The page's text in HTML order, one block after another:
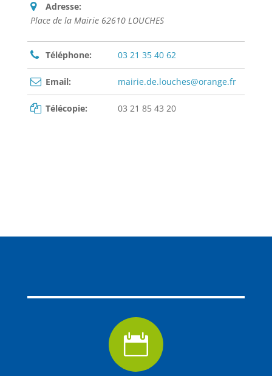
Adresse:
Place de la Mairie 62610 LOUCHES
Téléphone: 03 21 35 40 62
Email: mairie.de.louches@orange.fr
Télécopie: 03 21 85 43 20
